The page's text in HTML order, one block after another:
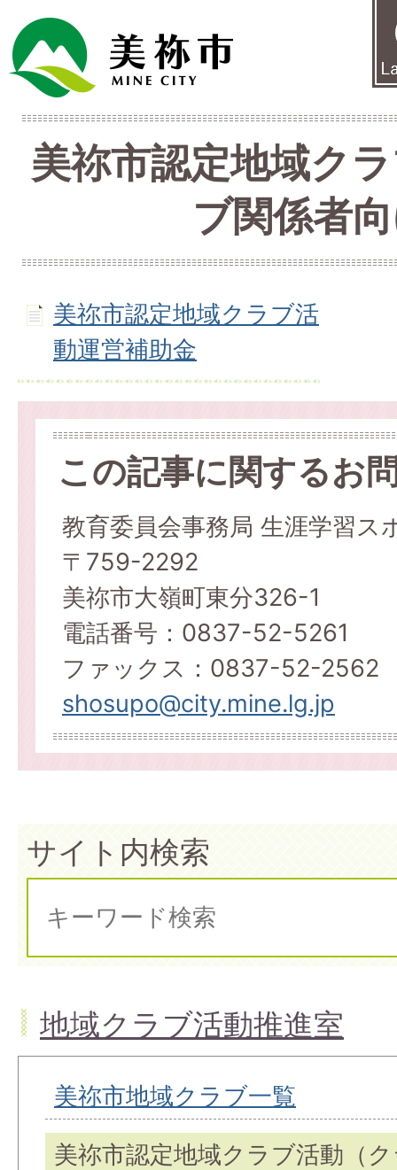
美祢市認定地域ク
ブ関係者
美祢市認定地域クラブ活
動運営補助金
この記事に関するお
教育委員会事務局 生涯学習ス
〒759-2292
美祢市大嶺町東分326-1
電話番号：0837-52-5261
ファックス：0837-52-2562
shosupo@city.mine.lg.jp
サイト内検索
地域クラブ活動推進室
美祢市地域クラブ一覧
美祢市認定地域クラブ活動（